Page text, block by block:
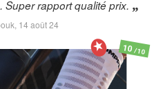
Super rapport qualité prix.
14 août 24
10/10